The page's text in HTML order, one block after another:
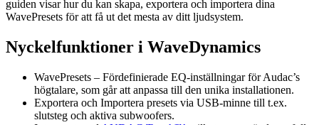
guiden visar hur du kan skapa, exportera och importera dina
WavePresets för att få ut det mesta av ditt ljudsystem.
Nyckelfunktioner i WaveDynamics
WavePresets – Fördefinierade EQ-inställningar för Audac’s
högtalare, som går att anpassa till den unika installationen.
Exportera och Importera presets via USB-minne till t.ex.
slutsteg och aktiva subwoofers.